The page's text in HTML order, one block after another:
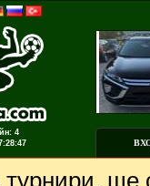
4
турнири, ще